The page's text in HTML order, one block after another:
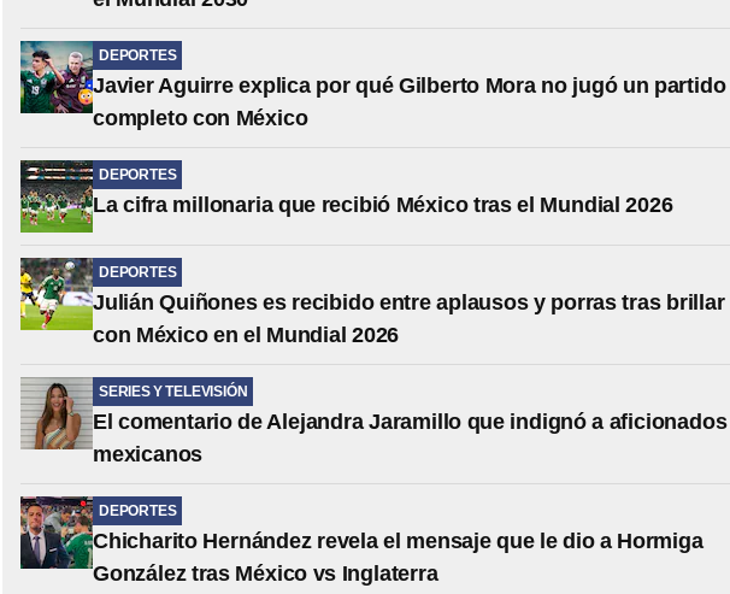
DEPORTES
Javier Aguirre explica por qué Gilberto Mora no jugó un partido
completo con México
DEPORTES
La cifra millonaria que recibió México tras el Mundial 2026
DEPORTES
Julián Quiñones es recibido entre aplausos y porras tras brillar
con México en el Mundial 2026
SERIES Y TELEVISIÓN
El comentario de Alejandra Jaramillo que indignó a aficionados
mexicanos
DEPORTES
Chicharito Hernández revela el mensaje que le dio a Hormiga
González tras México vs Inglaterra